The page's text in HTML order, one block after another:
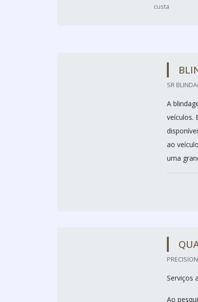
custa
SR
A
veículos.
ao
uma
Serviços
Ao